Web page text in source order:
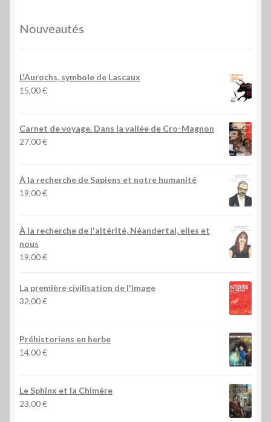
Nouveautés
L'Aurochs, symbole de Lascaux
15,00€
Carnet de voyage. Dans la vallée de Cro-Magnon
27,00€
À la recherche de Sapiens et notre humanité
19,00€
À la recherche de l'altérité, Néandertal, elles et
nous
19,00€
La première civilisation de l'image
32,00€
Préhistoriens en herbe
14,00€
Le Sphinx et la Chimère
23,00€